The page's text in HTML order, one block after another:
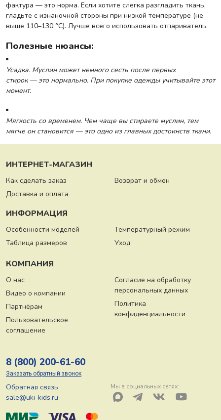
фактура — это норма. Если хотите слегка разгладить ткань,
гладьте с изнаночной стороны при низкой температуре (не
выше 110–130 °C). Лучше всего использовать отпариватель.
Полезные нюансы:
Усадка. Муслин может немного сесть после первых
стирок — это нормально. При покупке одежды учитывайте этот
момент.
Мягкость со временем. Чем чаще вы стираете муслин, тем
мягче он становится — это одно из главных достоинств ткани.
ИНТЕРНЕТ-МАГАЗИН
Как сделать заказ
Доставка и оплата
Возврат и обмен
ИНФОРМАЦИЯ
Особенности моделей
Таблица размеров
Температурный режим
Уход
КОМПАНИЯ
О нас
Видео о компании
Партнёрам
Пользовательское
соглашение
Согласие на обработку
персональных данных
Политика
конфиденциальности
8 (800) 200-61-60
Заказать обратный звонок
Обратная связь
sale@uki-kids.ru
Мы в социальных сетях: